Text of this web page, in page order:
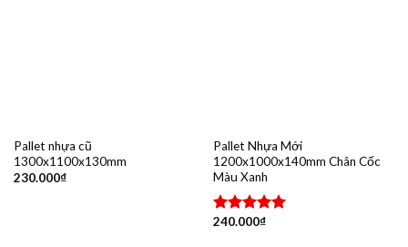
Pallet nhựa cũ
1300x1100x130mm
230.000₫
Pallet Nhựa Mới
1200x1000x140mm Chân Cốc
Màu Xanh
Được xếp
240.000₫